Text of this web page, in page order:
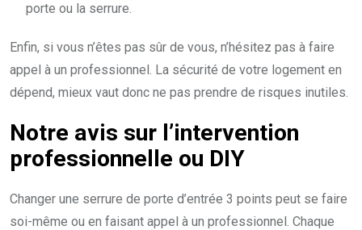
porte ou la serrure.
Enfin, si vous n’êtes pas sûr de vous, n’hésitez pas à faire
appel à un professionnel. La sécurité de votre logement en
dépend, mieux vaut donc ne pas prendre de risques inutiles.
Notre avis sur l’intervention
professionnelle ou DIY
Changer une serrure de porte d’entrée 3 points peut se faire
soi-même ou en faisant appel à un professionnel. Chaque